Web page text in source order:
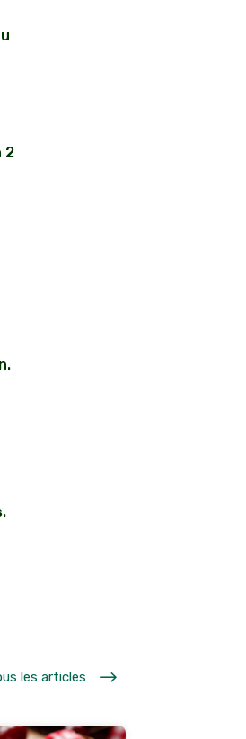
2
$
les articles